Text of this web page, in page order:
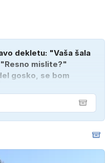
dekletu: "Vaša šala
mislite?"
gosko, se bom